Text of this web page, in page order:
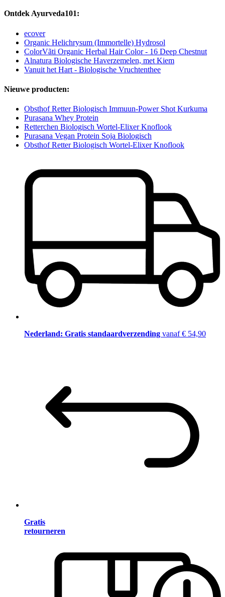
Ontdek Ayurveda101:
ecover
Organic Helichrysum (Immortelle) Hydrosol
ColorVãti Organic Herbal Hair Color - 16 Deep Chestnut
Alnatura Biologische Haverzemelen, met Kiem
Vanuit het Hart - Biologische Vruchtenthee
Nieuwe producten:
Obsthof Retter Biologisch Immuun-Power Shot Kurkuma
Purasana Whey Protein
Retterchen Biologisch Wortel-Elixer Knoflook
Purasana Vegan Protein Soja Biologisch
Obsthof Retter Biologisch Wortel-Elixer Knoflook
Nederland: Gratis standaardverzending vanaf € 54,90
Gratis
retourneren